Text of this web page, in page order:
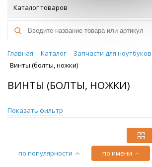
Каталог товаров
Главная Каталог
Запчасти для ноутбуков
Винты (болты, ножки)
ВИНТЫ (БОЛТЫ, НОЖКИ)
Показать фильтр
по популярности по имени